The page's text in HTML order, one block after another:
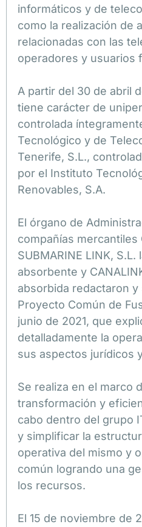
informáticos y de
como la realización de
relacionadas con las
operadores y usuarios
A partir del 30 de abril
tiene carácter de
controlada
Tecnológico y de
Tenerife, S.L.,
por el Instituto
Renovables, S.A.
El órgano de
compañías mercantiles
SUBMARINE LINK, S.L.
absorbente y
absorbida redactaron
Proyecto Común de
junio de 2021, que
detalladamente la
sus aspectos jurídicos
Se realiza en el marco
transformación y
cabo dentro del grupo
y simplificar la
operativa del mismo y
común logrando una
los recursos.
El 15 de noviembre de